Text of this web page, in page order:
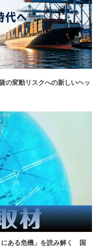
の変動リスクへの新しいヘッ
にある危機」を読み解く 国